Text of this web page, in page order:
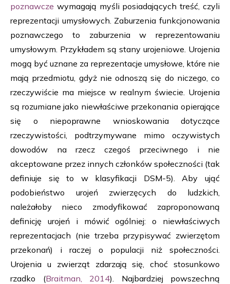
poznawcze wymagają myśli posiadających treść, czyli
reprezentacji umysłowych. Zaburzenia funkcjonowania
poznawczego to zaburzenia w reprezentowaniu
umysłowym. Przykładem są stany urojeniowe. Urojenia
mogą być uznane za reprezentacje umysłowe, które nie
mają przedmiotu, gdyż nie odnoszą się do niczego, co
rzeczywiście ma miejsce w realnym świecie. Urojenia
są rozumiane jako niewłaściwe przekonania opierające
się o niepoprawne wnioskowania dotyczące
rzeczywistości, podtrzymywane mimo oczywistych
dowodów na rzecz czegoś przeciwnego i nie
akceptowane przez innych członków społeczności (tak
definiuje się to w klasyfikacji DSM-5). Aby ująć
podobieństwo urojeń zwierzęcych do ludzkich,
należałoby nieco zmodyfikować zaproponowaną
definicję urojeń i mówić ogólniej: o niewłaściwych
reprezentacjach (nie trzeba przypisywać zwierzętom
przekonań) i raczej o populacji niż społeczności.
Urojenia u zwierząt zdarzają się, choć stosunkowo
rzadko (Braitman, 2014). Najbardziej powszechną